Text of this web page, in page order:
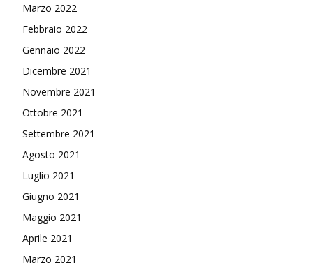
Marzo 2022
Febbraio 2022
Gennaio 2022
Dicembre 2021
Novembre 2021
Ottobre 2021
Settembre 2021
Agosto 2021
Luglio 2021
Giugno 2021
Maggio 2021
Aprile 2021
Marzo 2021